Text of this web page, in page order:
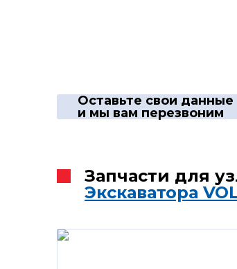
Оставьте свои данные
и мы вам перезвоним
Запчасти для
Экскаватора